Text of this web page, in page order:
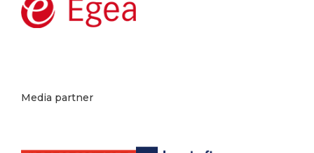
Media partner